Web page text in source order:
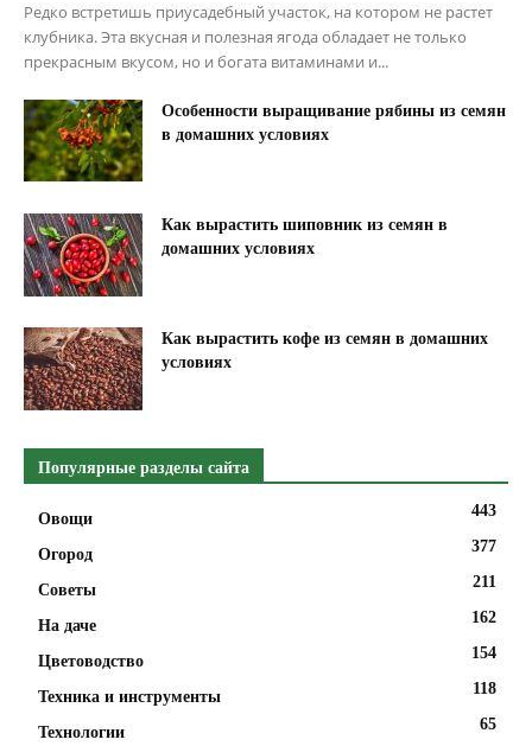
Редко встретишь приусадебный участок, на котором не растет
клубника. Эта вкусная и полезная ягода обладает не только
прекрасным вкусом, но и богата витаминами и...
Особенности выращивание рябины из семян
в домашних условиях
Как вырастить шиповник из семян в
домашних условиях
Как вырастить кофе из семян в домашних
условиях
Популярные разделы сайта
Овощи 443
Огород 377
Советы 211
На даче 162
Цветоводство 154
Техника и инструменты 118
Технологии 65